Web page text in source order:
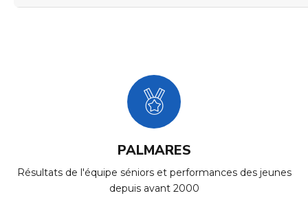
PALMARES
Résultats de l'équipe séniors et performances des jeunes
depuis avant 2000